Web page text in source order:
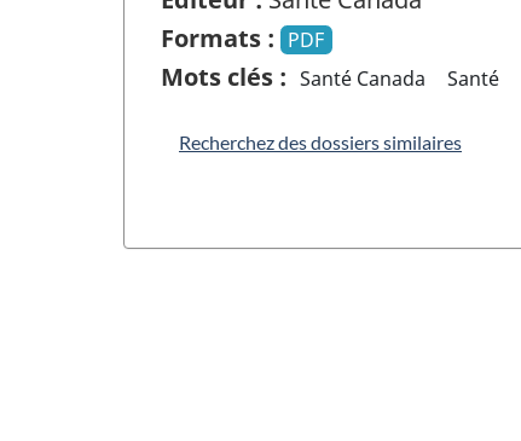
Formats : PDF
Mots clés : Santé Canada Santé
Recherchez des dossiers similaires